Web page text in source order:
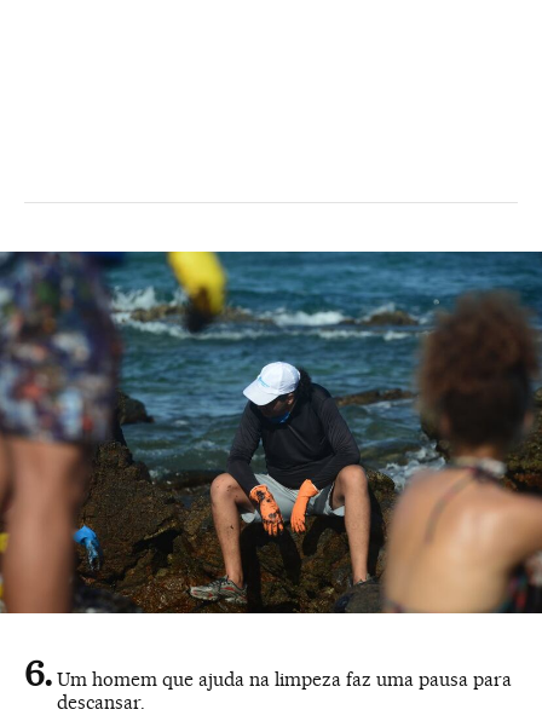
Um homem que ajuda na limpeza faz uma pausa para
descansar.